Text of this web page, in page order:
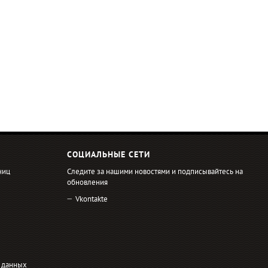
данных
СОЦИАЛЬНЫЕ СЕТИ
Следите за нашими новостями и подписывайтесь на
обновления
Vkontakte